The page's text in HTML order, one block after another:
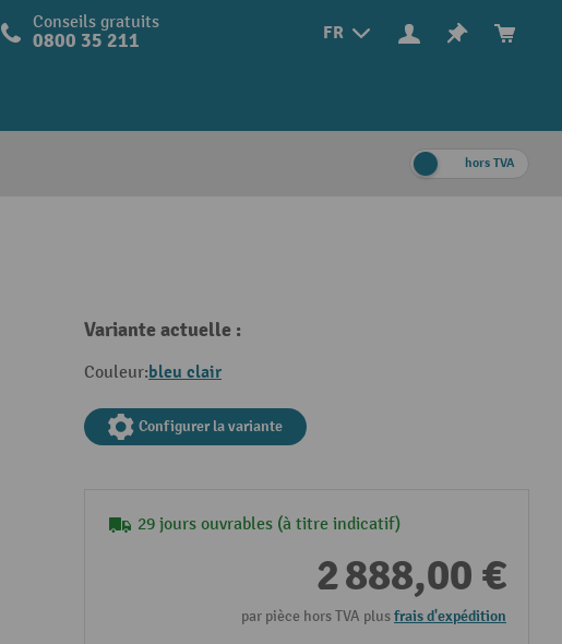
FR
Conseils gratuits
0800 35 211
hors TVA
Variante actuelle :
Couleur:bleu clair
Configurer la variante
29 jours ouvrables (à titre indicatif)
2 888,00 €
par pièce hors TVA plusfrais d'expédition